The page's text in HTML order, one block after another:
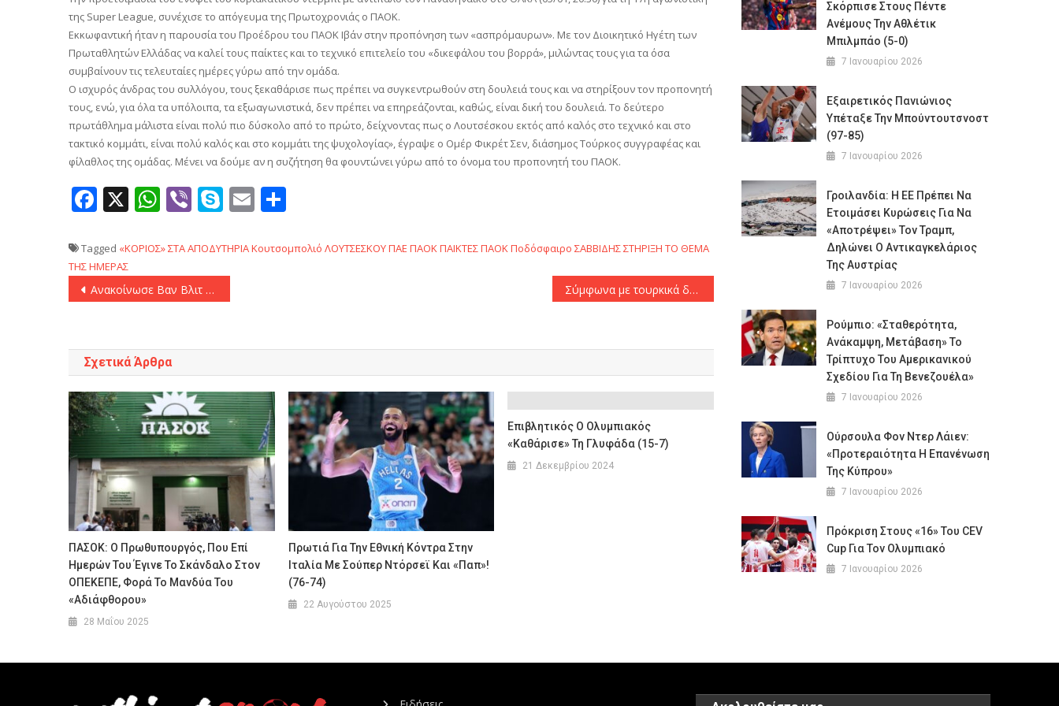
της Super League, συνέχισε το απόγευμα της Πρωτοχρονιάς ο ΠΑΟΚ.
Εκκωφαντική ήταν η παρουσία του Προέδρου του ΠΑΟΚ Ιβάν στην προπόνηση των «ασπρόμαυρων». Με τον Διοικητικό Ηγέτη των
Πρωταθλητών Ελλάδας να καλεί τους παίκτες και το τεχνικό επιτελείο του «δικεφάλου του βορρά», μιλώντας τους για τα όσα
συμβαίνουν τις τελευταίες ημέρες γύρω από την ομάδα.
Ο ισχυρός άνδρας του συλλόγου, τους ξεκαθάρισε πως πρέπει να συγκεντρωθούν στη δουλειά τους και να στηρίξουν τον προπονητή
τους, ενώ, για όλα τα υπόλοιπα, τα εξωαγωνιστικά, δεν πρέπει να επηρεάζονται, καθώς, είναι δική του δουλειά. Το δεύτερο
πρωτάθλημα μάλιστα είναι πολύ πιο δύσκολο από το πρώτο, δείχνοντας πως ο Λουτσέσκου εκτός από καλός στο τεχνικό και στο
τακτικό κομμάτι, είναι πολύ καλός και στο κομμάτι της ψυχολογίας», έγραψε ο Ομέρ Φικρέτ Σεν, διάσημος Τούρκος συγγραφέας και
φίλαθλος της ομάδας. Μένει να δούμε αν η συζήτηση θα φουντώνει γύρω από το όνομα του προπονητή του ΠΑΟΚ.
Facebook
X WhatsApp
ViberSkype
Email
Tagged «ΚΟΡΙΟΣ» ΣΤΑ ΑΠΟΔΥΤΗΡΙΑΚουτσομπολιό ΛΟΥΤΣΕΣΚΟΥΠΑΕ ΠΑΟΚΠΑΙΚΤΕΣΠΑΟΚΠοδόσφαιρο ΣΑΒΒΙΔΗΣΣΤΗΡΙΞΗ ΤΟ ΘΕΜΑ
ΤΗΣ ΗΜΕΡΑΣ
Πλοήγηση
Ανακοίνωσε Βαν Βλιτ το Μαρούσι Σύμφωνα με τουρκικά δημοσιεύματα: «Ετοιμάζει κίνηση η ΑΕΚ για Μαζουακού»
Σχετικά Άρθρα
ΠΑΣΟΚ: Ο Πρωθυπουργός, Που Επί
Ημερών Του Έγινε Το Σκάνδαλο Στον
ΟΠΕΚΕΠΕ, Φορά Το Μανδύα Του
«αδιάφθορου»
28 Μαΐου 2025
Πρωτιά Για Την Εθνική Κόντρα Στην
Ιταλία Με Σούπερ Ντόρσεϊ Και «Παπ»!
(76-74)
22 Αυγούστου 2025
Επιβλητικός Ο Ολυμπιακός
«καθάρισε» Τη Γλυφάδα (15-7)
21 Δεκεμβρίου 2024
Σκόρπισε Στους Πέντε
Ανέμους Την Αθλέτικ
Μπιλμπάο (5-0)
7 Ιανουαρίου 2026
Εξαιρετικός Πανιώνιος
Υπέταξε Την Μπούντουτσνοστ
(97-85)
7 Ιανουαρίου 2026
Γροιλανδία: Η ΕΕ Πρέπει Να
Ετοιμάσει Κυρώσεις Για Να
«αποτρέψει» Τον Τραμπ,
Δηλώνει Ο Αντικαγκελάριος
Της Αυστρίας
7 Ιανουαρίου 2026
Ρούμπιο: «Σταθερότητα,
Ανάκαμψη, Μετάβαση» Το
Τρίπτυχο Του Αμερικανικού
Σχεδίου Για Τη Βενεζουέλα»
7 Ιανουαρίου 2026
Ούρσουλα Φον Ντερ Λάιεν:
«Προτεραιότητα Η Επανένωση
Της Κύπρου»
7 Ιανουαρίου 2026
Πρόκριση Στους «16» Του CEV
Cup Για Τον Ολυμπιακό
7 Ιανουαρίου 2026